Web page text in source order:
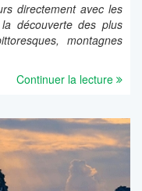
directement avec les
découverte des plus
montagnes
Continuer la lecture